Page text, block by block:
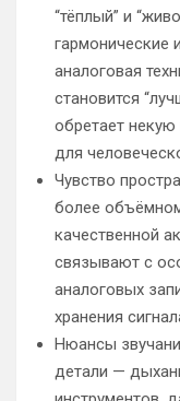
“тёплый” и
гармонические
аналоговая
становится
обретает
для
Чувство
более
качественной
связывают с
аналоговых
хранения
Нюансы
детали —